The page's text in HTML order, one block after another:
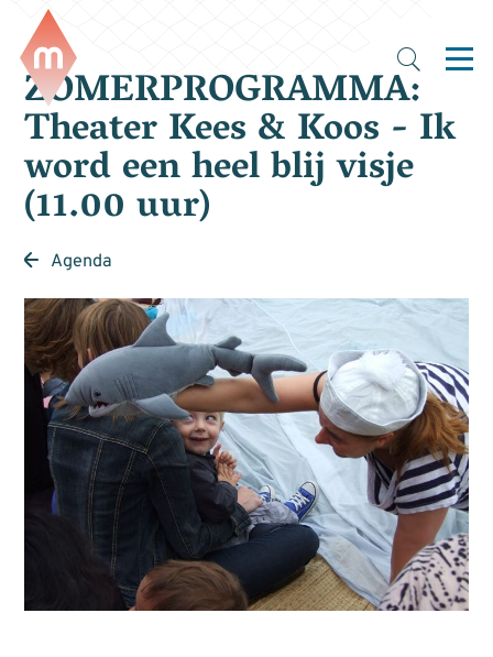
ZOMERPROGRAMMA:
Theater Kees & Koos - Ik
word een heel blij visje
(11.00 uur)
Agenda